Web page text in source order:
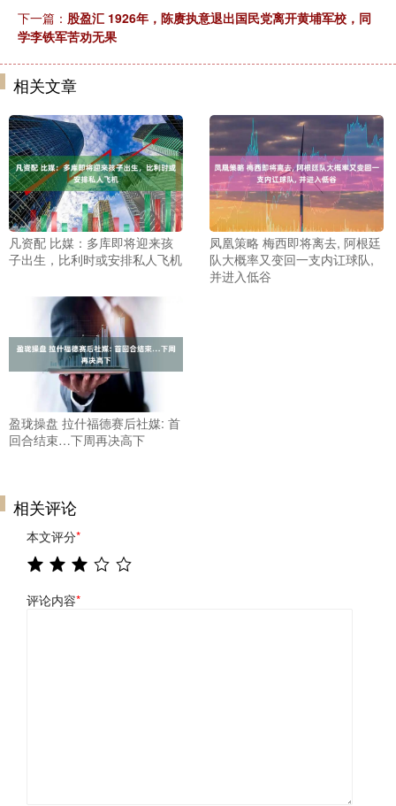
下一篇： 股盈汇 1926年，陈赓执意退出国民党离开黄埔军校，同
学李铁军苦劝无果
相关文章
凡资配 比媒：多库即将迎来孩
子出生，比利时或安排私人飞机
凤凰策略 梅西即将离去, 阿根廷
队大概率又变回一支内讧球队,
并进入低谷
盈珑操盘 拉什福德赛后社媒: 首
回合结束…下周再决高下
相关评论
本文评分*
评论内容*